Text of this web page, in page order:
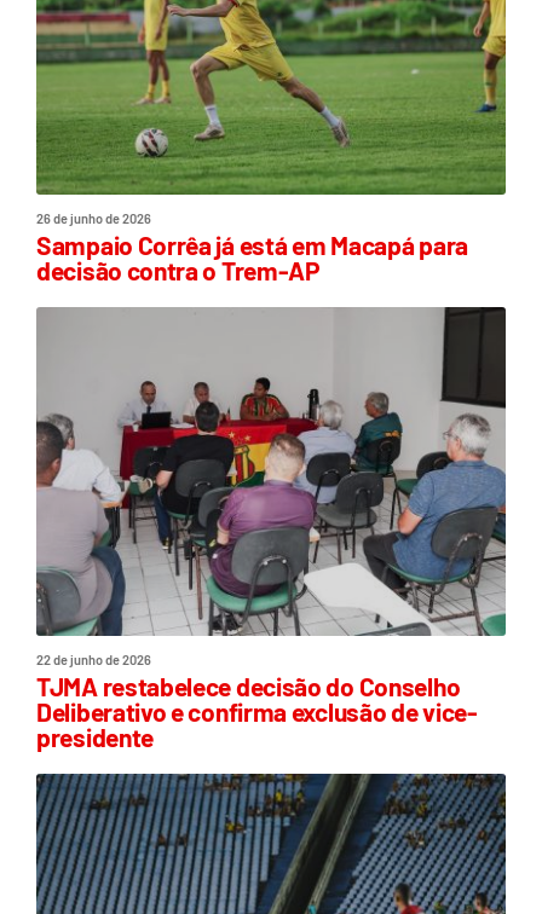
26 de junho de 2026
Sampaio Corrêa já está em Macapá para
decisão contra o Trem-AP
22 de junho de 2026
TJMA restabelece decisão do Conselho
Deliberativo e confirma exclusão de vice-
presidente